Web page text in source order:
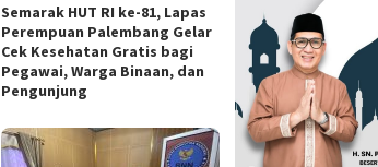
Semarak HUT RI ke-81, Lapas
Perempuan Palembang Gelar
Cek Kesehatan Gratis bagi
Pegawai, Warga Binaan, dan
Pengunjung